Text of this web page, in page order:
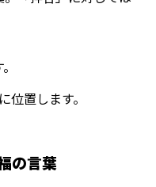
に位置します。
の言葉